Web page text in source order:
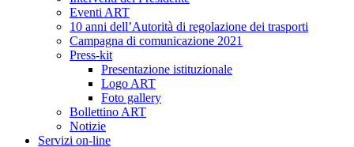
Eventi ART
10 anni dell’Autorità di regolazione dei trasporti
Campagna di comunicazione 2021
Press-kit
Presentazione istituzionale
Logo ART
Foto gallery
Bollettino ART
Notizie
Servizi on-line